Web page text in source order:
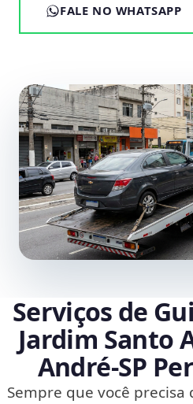
FALE NO WHATSAPP
Serviços de
Jardim Santo
André‑SP
Sempre que você precisa